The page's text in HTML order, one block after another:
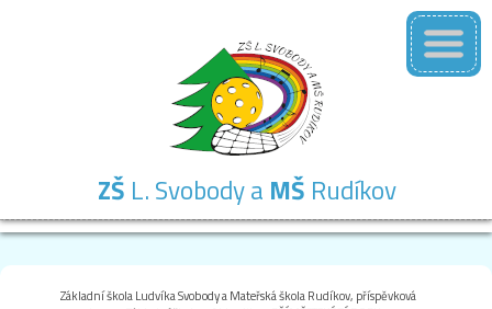
ZŠ L. Svobody a MŠ Rudíkov
Základní škola Ludvíka Svobody a Mateřská škola Rudíkov, příspěvková